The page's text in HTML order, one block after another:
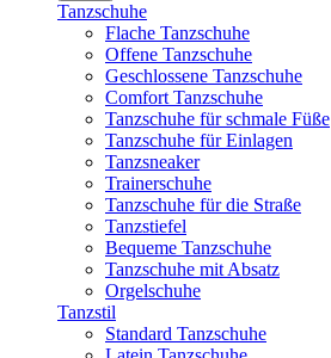
Tanzschuhe
Flache Tanzschuhe
Offene Tanzschuhe
Geschlossene Tanzschuhe
Comfort Tanzschuhe
Tanzschuhe für schmale Füße
Tanzschuhe für Einlagen
Tanzsneaker
Trainerschuhe
Tanzschuhe für die Straße
Tanzstiefel
Bequeme Tanzschuhe
Tanzschuhe mit Absatz
Orgelschuhe
Tanzstil
Standard Tanzschuhe